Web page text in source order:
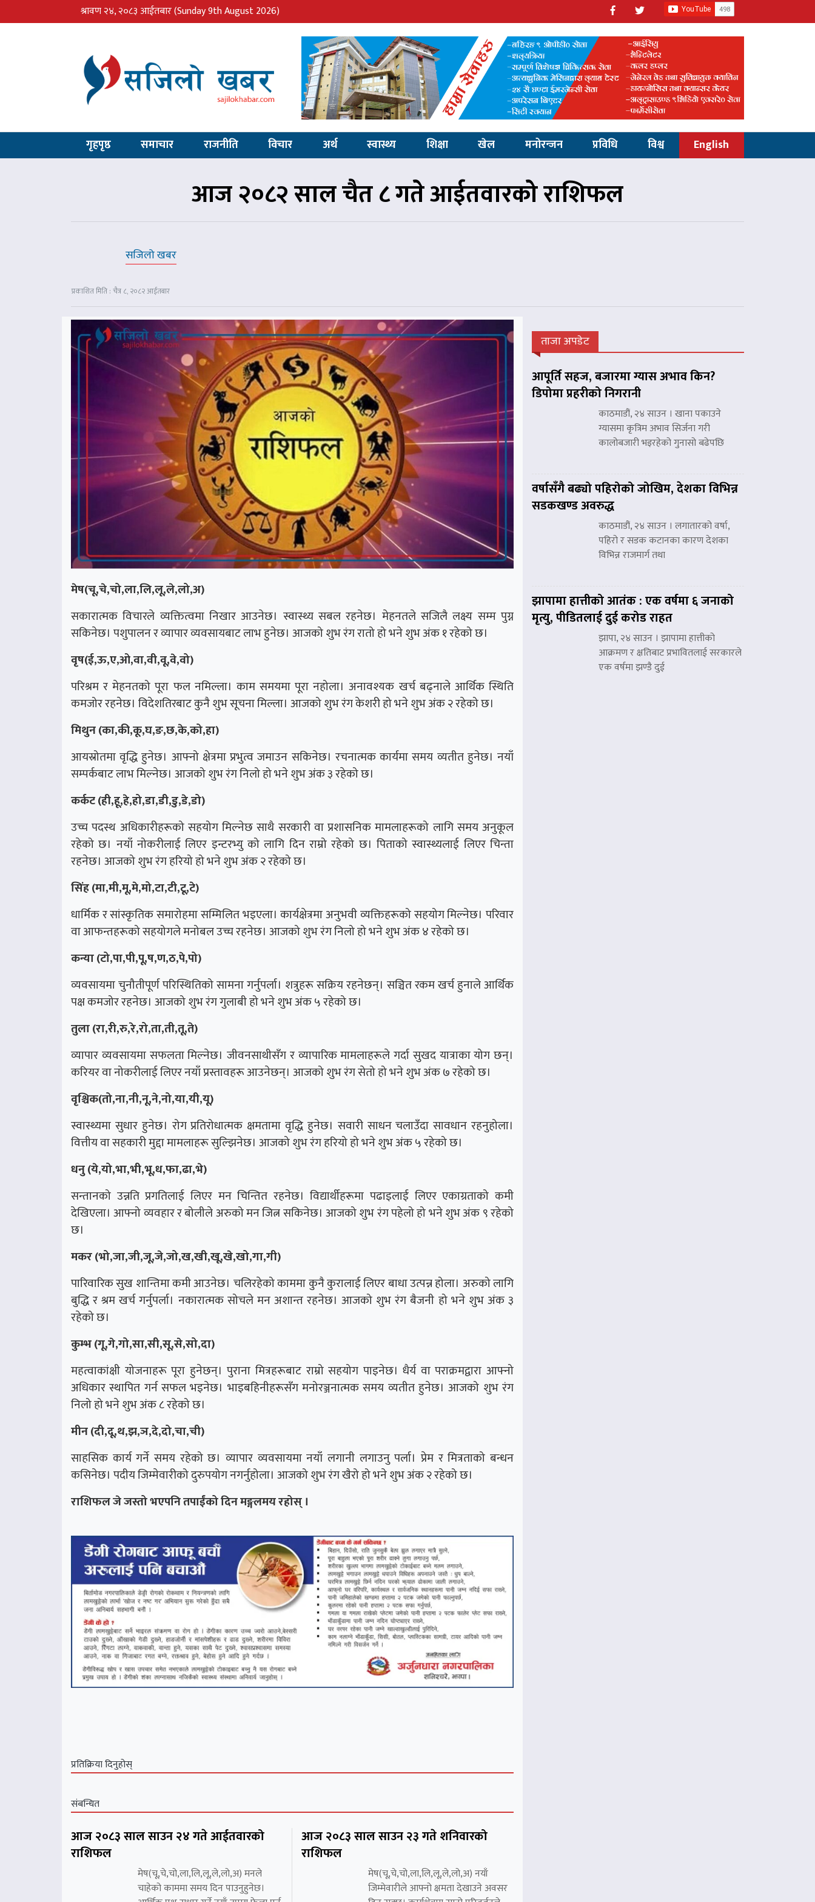
श्रावण २४, २०८३ आईतबार(Sunday 9th August 2026)
गृहपृष्ठ समाचार राजनीति विचार अर्थ स्वास्थ्य शिक्षा खेल मनोरन्जन प्रविधि विश्व English
आज २०८२ साल चैत ८ गते आईतवारको राशिफल
सजिलो खबर
प्रकाशित मिति : चैत्र ८, २०८२ आईतबार
मेष(चू,चे,चो,ला,लि,लू,ले,लो,अ)
सकारात्मक विचारले व्यक्तित्वमा निखार आउनेछ। स्वास्थ्य सबल रहनेछ। मेहनतले सजिलै लक्ष्य सम्म पुग्न
सकिनेछ। पशुपालन र व्यापार व्यवसायबाट लाभ हुनेछ। आजको शुभ रंग रातो हो भने शुभ अंक १ रहेको छ।
वृष(ई,ऊ,ए,ओ,वा,वी,वू,वे,वो)
परिश्रम र मेहनतको पूरा फल नमिल्ला। काम समयमा पूरा नहोला। अनावश्यक खर्च बढ्नाले आर्थिक स्थिति
कमजोर रहनेछ। विदेशतिरबाट कुनै शुभ सूचना मिल्ला। आजको शुभ रंग केशरी हो भने शुभ अंक २ रहेको छ।
मिथुन (का,की,कू,घ,ङ,छ,के,को,हा)
आयस्रोतमा वृद्धि हुनेछ। आफ्नो क्षेत्रमा प्रभुत्व जमाउन सकिनेछ। रचनात्मक कार्यमा समय व्यतीत हुनेछ। नयाँ
सम्पर्कबाट लाभ मिल्नेछ। आजको शुभ रंग निलो हो भने शुभ अंक ३ रहेको छ।
कर्कट (ही,हू,हे,हो,डा,डी,डु,डे,डो)
उच्च पदस्थ अधिकारीहरूको सहयोग मिल्नेछ साथै सरकारी वा प्रशासनिक मामलाहरूको लागि समय अनुकूल
रहेको छ। नयाँ नोकरीलाई लिएर इन्टरभ्यु को लागि दिन राम्रो रहेको छ। पिताको स्वास्थ्यलाई लिएर चिन्ता
रहनेछ। आजको शुभ रंग हरियो हो भने शुभ अंक २ रहेको छ।
सिंह (मा,मी,मू,मे,मो,टा,टी,टू,टे)
धार्मिक र सांस्कृतिक समारोहमा सम्मिलित भइएला। कार्यक्षेत्रमा अनुभवी व्यक्तिहरूको सहयोग मिल्नेछ। परिवार
वा आफन्तहरूको सहयोगले मनोबल उच्च रहनेछ। आजको शुभ रंग निलो हो भने शुभ अंक ४ रहेको छ।
कन्या (टो,पा,पी,पू,ष,ण,ठ,पे,पो)
व्यवसायमा चुनौतीपूर्ण परिस्थितिको सामना गर्नुपर्ला। शत्रुहरू सक्रिय रहनेछन्। सञ्चित रकम खर्च हुनाले आर्थिक
पक्ष कमजोर रहनेछ। आजको शुभ रंग गुलाबी हो भने शुभ अंक ५ रहेको छ।
तुला (रा,री,रु,रे,रो,ता,ती,तू,ते)
व्यापार व्यवसायमा सफलता मिल्नेछ। जीवनसाथीसँग र व्यापारिक मामलाहरूले गर्दा सुखद यात्राका योग छन्।
करियर वा नोकरीलाई लिएर नयाँ प्रस्तावहरू आउनेछन्। आजको शुभ रंग सेतो हो भने शुभ अंक ७ रहेको छ।
वृश्चिक(तो,ना,नी,नू,ने,नो,या,यी,यू)
स्वास्थ्यमा सुधार हुनेछ। रोग प्रतिरोधात्मक क्षमतामा वृद्धि हुनेछ। सवारी साधन चलाउँदा सावधान रहनुहोला।
वित्तीय वा सहकारी मुद्दा मामलाहरू सुल्झिनेछ। आजको शुभ रंग हरियो हो भने शुभ अंक ५ रहेको छ।
धनु (ये,यो,भा,भी,भू,ध,फा,ढा,भे)
सन्तानको उन्नति प्रगतिलाई लिएर मन चिन्तित रहनेछ। विद्यार्थीहरूमा पढाइलाई लिएर एकाग्रताको कमी
देखिएला। आफ्नो व्यवहार र बोलीले अरुको मन जित्न सकिनेछ। आजको शुभ रंग पहेलो हो भने शुभ अंक ९ रहेको
छ।
मकर (भो,जा,जी,जू,जे,जो,ख,खी,खू,खे,खो,गा,गी)
पारिवारिक सुख शान्तिमा कमी आउनेछ। चलिरहेको काममा कुनै कुरालाई लिएर बाधा उत्पन्न होला। अरुको लागि
बुद्धि र श्रम खर्च गर्नुपर्ला। नकारात्मक सोचले मन अशान्त रहनेछ। आजको शुभ रंग बैजनी हो भने शुभ अंक ३
रहेको छ।
कुम्भ (गू,गे,गो,सा,सी,सू,से,सो,दा)
महत्वाकांक्षी योजनाहरू पूरा हुनेछन्। पुराना मित्रहरूबाट राम्रो सहयोग पाइनेछ। ध‌ैर्य वा पराक्रमद्वारा आफ्नो
अधिकार स्थापित गर्न सफल भइनेछ। भाइबहिनीहरूसँग मनोरञ्जनात्मक समय व्यतीत हुनेछ। आजको शुभ रंग
निलो हो भने शुभ अंक ८ रहेको छ।
मीन (दी,दू,थ,झ,ञ,दे,दो,चा,ची)
साहसिक कार्य गर्ने समय रहेको छ। व्यापार व्यवसायमा नयाँ लगानी लगाउनु पर्ला। प्रेम र मित्रताको बन्धन
कसिनेछ। पदीय जिम्मेवारीको दुरुपयोग नगर्नुहोला। आजको शुभ रंग खैरो हो भने शुभ अंक २ रहेको छ।
राशिफल जे जस्तो भएपनि तपाईंको दिन मङ्गलमय रहोस् ।
प्रतिक्रिया दिनुहोस्
संबन्धित
आज २०८३ साल साउन २४ गते आईतवारको
राशिफल
मेष(चू,चे,चो,ला,लि,लू,ले,लो,अ) मनले
चाहेको काममा समय दिन पाउनुहुनेछ।
आज २०८३ साल साउन २३ गते शनिवारको
राशिफल
मेष(चू,चे,चो,ला,लि,लू,ले,लो,अ) नयाँ
जिम्मेवारीले आफ्नो क्षमता देखाउने अवसर
ताजा अपडेट
आपूर्ति सहज, बजारमा ग्यास अभाव किन?
डिपोमा प्रहरीको निगरानी
काठमाडौं, २४ साउन । खाना पकाउने
ग्यासमा कृत्रिम अभाव सिर्जना गरी
कालोबजारी भइरहेको गुनासो बढेपछि
वर्षासँगै बढ्यो पहिरोको जोखिम, देशका विभिन्न
सडकखण्ड अवरुद्ध
काठमाडौं, २४ साउन । लगातारको वर्षा,
पहिरो र सडक कटानका कारण देशका
विभिन्न राजमार्ग तथा
झापामा हात्तीको आतंक : एक वर्षमा ६ जनाको
मृत्यु, पीडितलाई दुई करोड राहत
झापा, २४ साउन । झापामा हात्तीको
आक्रमण र क्षतिबाट प्रभावितलाई सरकारले
एक वर्षमा झण्डै दुई